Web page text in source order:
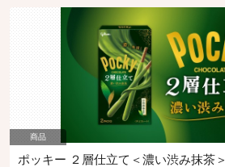
商品
ポッキー ２層仕立て＜濃い渋み抹茶＞